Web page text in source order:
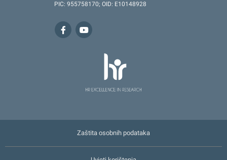
PIC: 955758170; OID: E10148928
Zaštita osobnih podataka